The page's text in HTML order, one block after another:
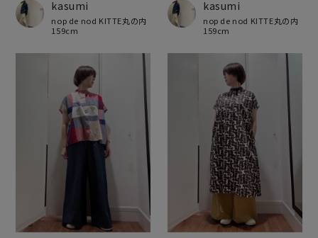
kasumi
nop de nod KITTE丸の内
159cm
kasumi
nop de nod KITTE丸の内
159cm